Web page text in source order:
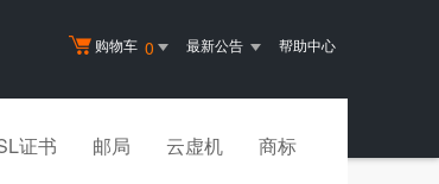
购物车 0 最新公告 帮助中心
证书 邮局 云虚机 商标